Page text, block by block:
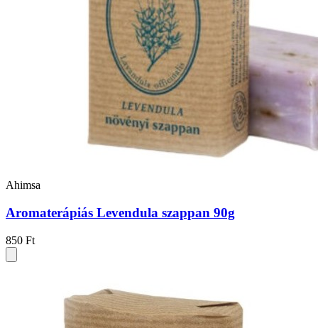
Ahimsa
Aromaterápiás Levendula szappan 90g
850 Ft